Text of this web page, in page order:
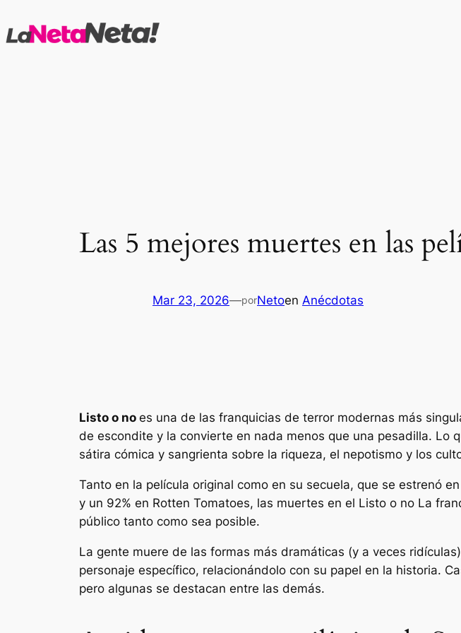
al
Las 5 mejores muertes en las
Mar 23, 2026—porNetoen Anécdotas
Listo o no es una de las franquicias de terror modernas más
de escondite y la convierte en nada menos que una pesadilla. Lo
sátira cómica y sangrienta sobre la riqueza, el nepotismo y los
Tanto en la película original como en su secuela, que se estrenó
y un 92% en Rotten Tomatoes, las muertes en el Listo o no La
público tanto como sea posible.
La gente muere de las formas más dramáticas (y a veces
personaje específico, relacionándolo con su papel en la historia.
pero algunas se destacan entre las demás.